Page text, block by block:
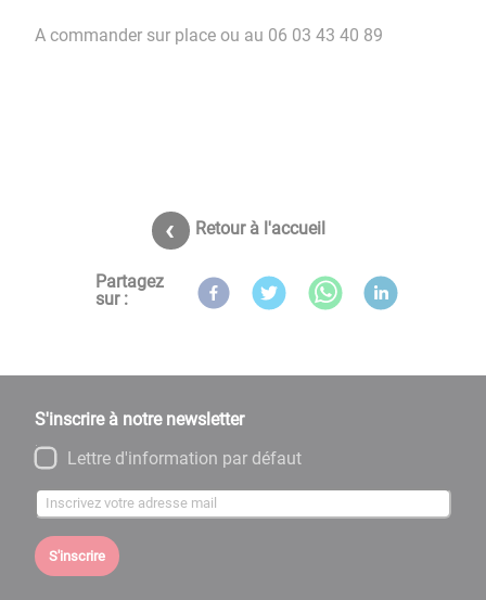
A commander sur place ou au 06 03 43 40 89
Retour à l'accueil
Partagez
sur :
S'inscrire à notre newsletter
Lettre d'information par défaut
S'inscrire